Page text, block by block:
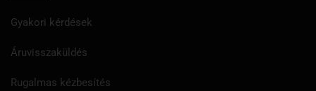
Gyakori kérdések
Áruvisszaküldés
Rugalmas kézbesítés